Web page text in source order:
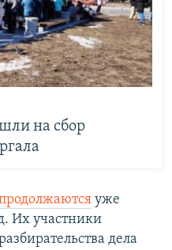
на сбор
уже
Их участники
дела